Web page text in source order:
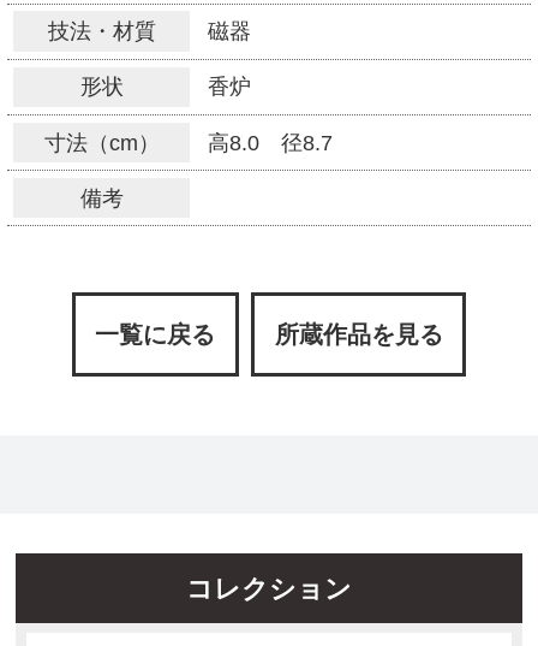
技法・材質 磁器
形状 香炉
寸法（cm） 高8.0 径8.7
備考
一覧に戻る 所蔵作品を見る
コレクション